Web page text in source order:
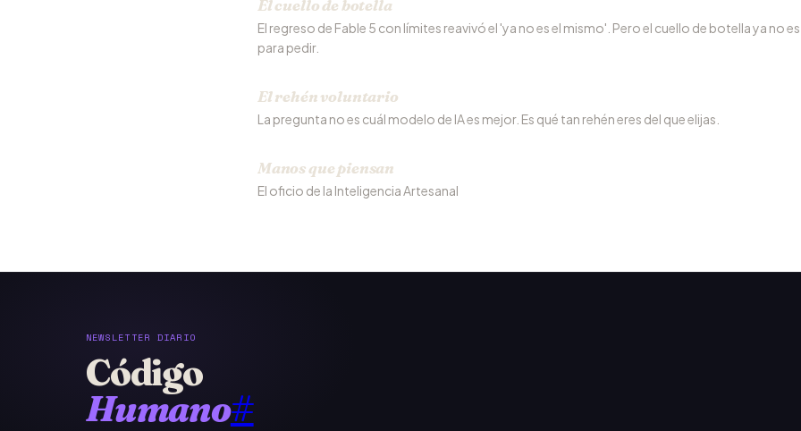
El cuello de botella
El regreso de Fable 5 con límites reavivó el 'ya no es el mismo'. Pero el cuello de botella ya no
para pedir.
El rehén voluntario
La pregunta no es cuál modelo de IA es mejor. Es qué tan rehén eres del que elijas.
Manos que piensan
El oficio de la Inteligencia Artesanal
NEWSLETTER DIARIO
Código
Humano#